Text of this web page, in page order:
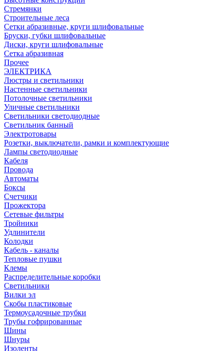
Стремянки
Строительные леса
Сетки абразивные, круги шлифовальные
Бруски, губки шлифовальные
Диски, круги шлифовальные
Сетка абразивная
Прочее
ЭЛЕКТРИКА
Люстры и светильники
Настенные светильники
Потолочные светильники
Уличные светильники
Светильники светодиодные
Светильник банный
Электротовары
Розетки, выключатели, рамки и комплектующие
Лампы светодиодные
Кабеля
Провода
Автоматы
Боксы
Счетчики
Прожектора
Сетевые фильтры
Тройники
Удлинители
Колодки
Кабель - каналы
Тепловые пушки
Клемы
Распределительные коробки
Светильники
Вилки эл
Скобы пластиковые
Термоусадочные трубки
Трубы гофрированные
Шины
Шнуры
Изоленты